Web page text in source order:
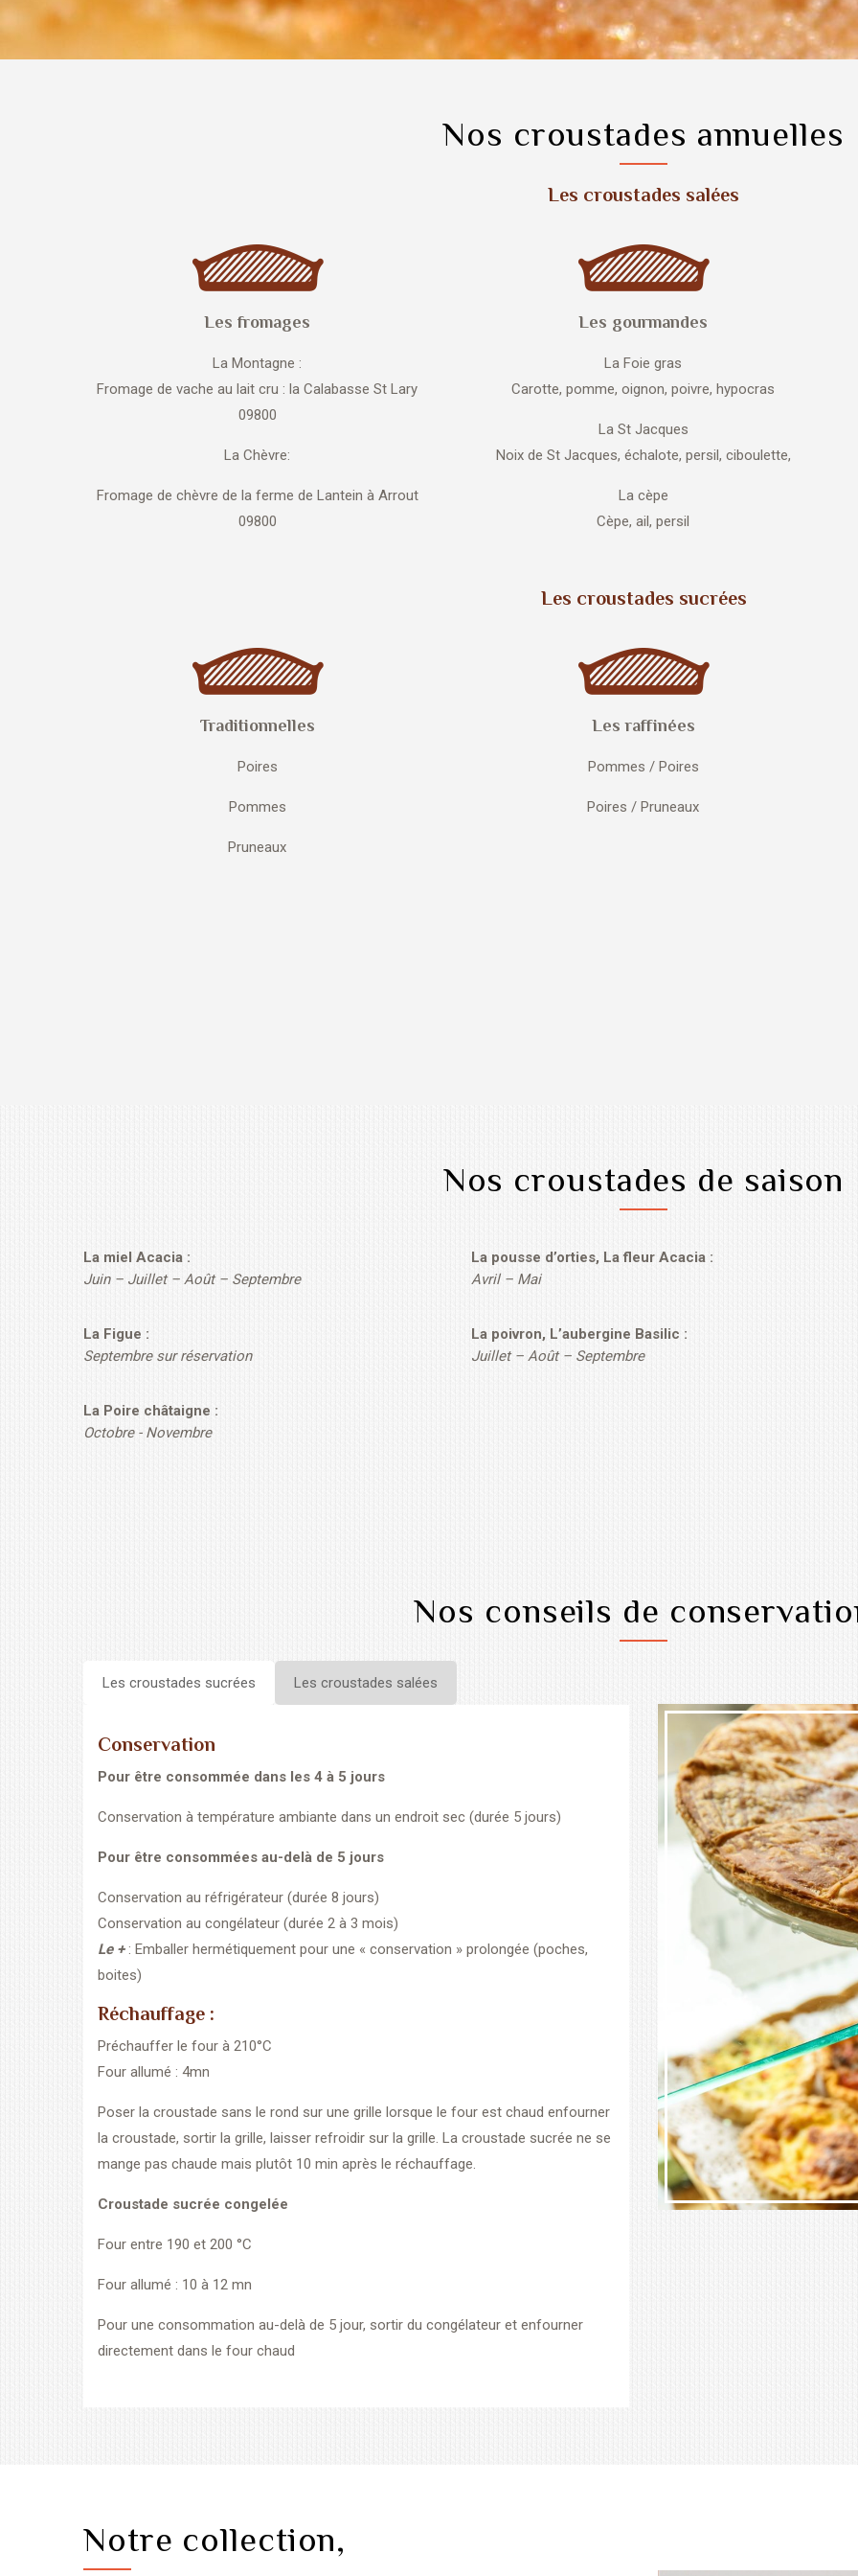
Nos croustades annuelles
Les croustades salées
Les fromages
La Montagne :
Fromage de vache au lait cru : la Calabasse St Lary
09800
La Chèvre:
Fromage de chèvre de la ferme de Lantein à Arrout
09800
Les gourmandes
La Foie gras
Carotte, pomme, oignon, poivre, hypocras
La St Jacques
Noix de St Jacques, échalote, persil, ciboulette,
La cèpe
Cèpe, ail, persil
Les croustades sucrées
Traditionnelles
Poires
Pommes
Pruneaux
Les raffinées
Pommes / Poires
Poires / Pruneaux
Nos croustades de saison
La miel Acacia :
Juin – Juillet – Août – Septembre
La pousse d’orties, La fleur Acacia :
Avril – Mai
La Figue :
Septembre sur réservation
La poivron, L’aubergine Basilic :
Juillet – Août – Septembre
La Poire châtaigne :
Octobre - Novembre
Nos conseils de
Les croustades sucrées Les croustades salées
Conservation
Pour être consommée dans les 4 à 5 jours
Conservation à température ambiante dans un endroit sec (durée 5 jours)
Pour être consommées au-delà de 5 jours
Conservation au réfrigérateur (durée 8 jours)
Conservation au congélateur (durée 2 à 3 mois)
Le +: Emballer hermétiquement pour une « conservation » prolongée (poches,
boites)
Réchauffage :
Préchauffer le four à 210°C
Four allumé : 4mn
Poser la croustade sans le rond sur une grille lorsque le four est chaud enfourner
la croustade, sortir la grille, laisser refroidir sur la grille. La croustade sucrée ne se
mange pas chaude mais plutôt 10 min après le réchauffage.
Croustade sucrée congelée
Four entre 190 et 200 °C
Four allumé : 10 à 12 mn
Pour une consommation au-delà de 5 jour, sortir du congélateur et enfourner
directement dans le four chaud
Notre collection,